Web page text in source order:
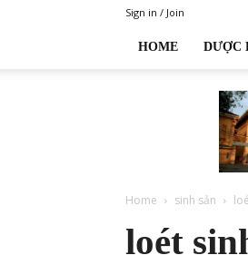
Sign in / Join
HOME DƯỢC
Home sinh sản
loét